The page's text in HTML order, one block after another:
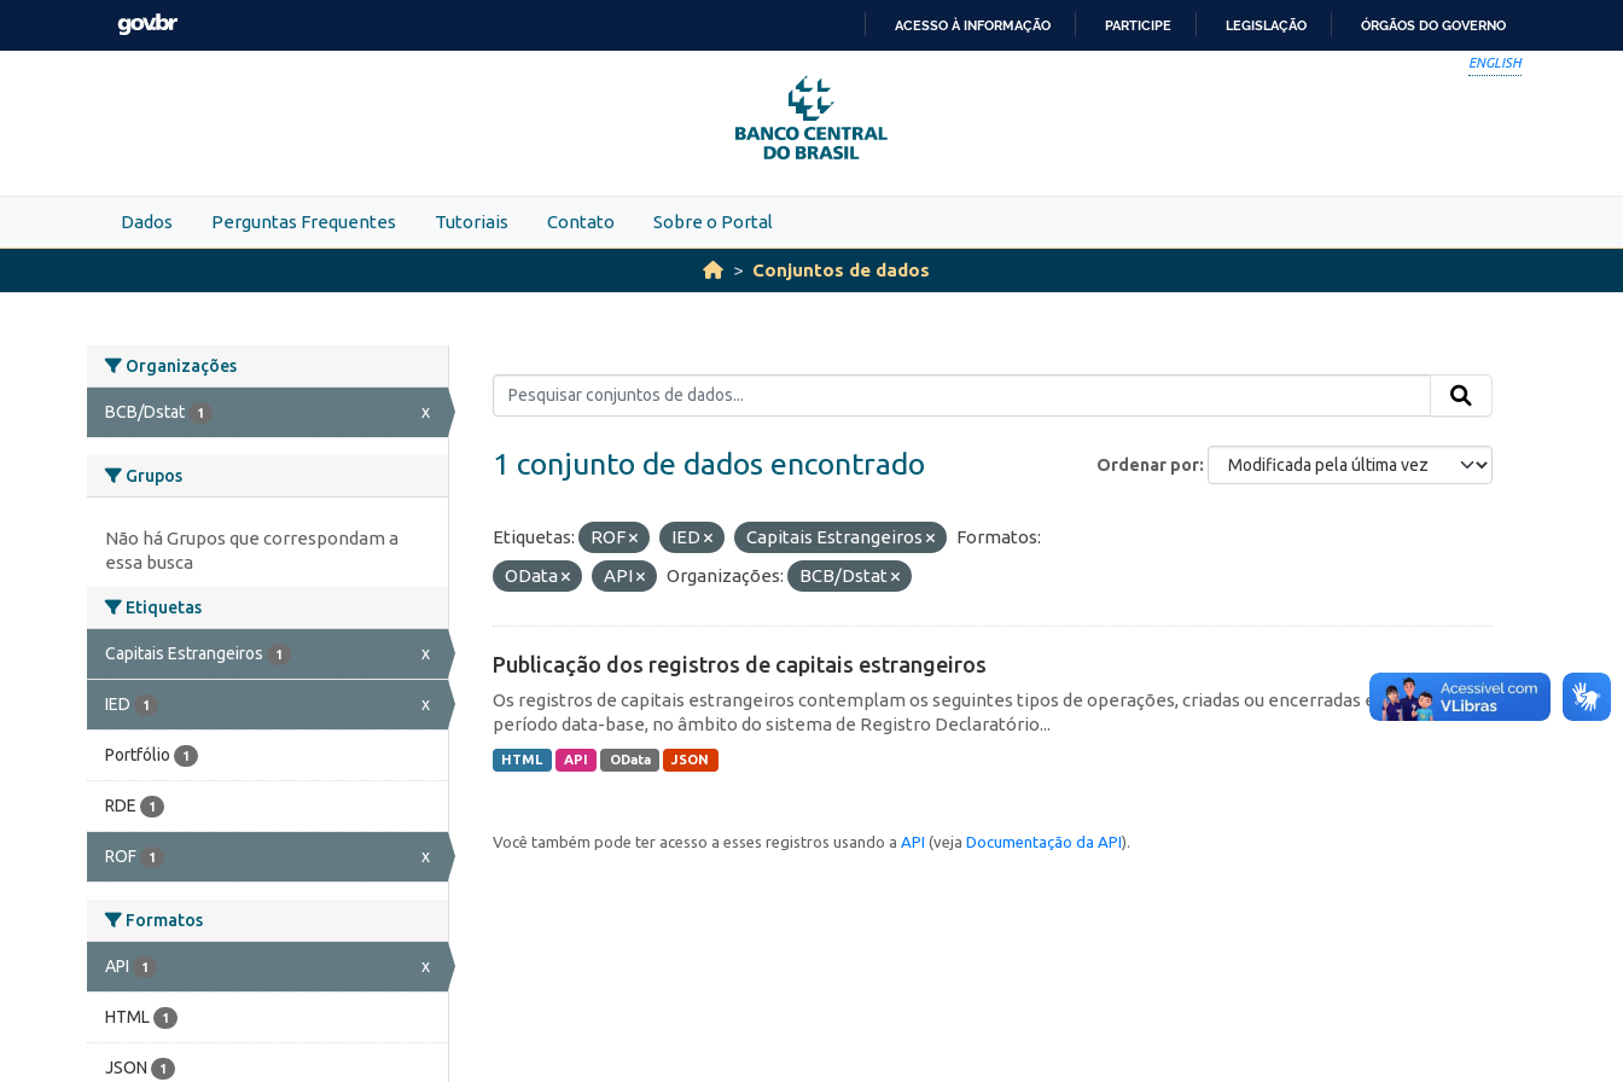
Skip to main content
PARA
O
CONTEÚDO
ACESSO À INFORMAÇÃO PARTICIPE LEGISLAÇÃO ÓRGÃOS DO GOVERNO
ENGLISH
Dados Perguntas Frequentes Tutoriais Contato Sobre o Portal
Conjuntos de dados
Organizações
BCB/Dstat 1 x
Grupos
Não há Grupos que correspondam a
essa busca
Etiquetas
Capitais Estrangeiros 1 x
IED 1 x
Portfólio 1
RDE 1
ROF 1 x
Formatos
API 1 x
HTML 1
JSON 1
Ordenar por
1 conjunto de dados encontrado
Etiquetas: ROF IED Capitais Estrangeiros
Formatos:
OData
API Organizações: BCB/Dstat
Publicação dos registros de capitais estrangeiros
Os registros de capitais estrangeiros contemplam os seguintes tipos de operações, criadas ou encerradas em cada
período data-base, no âmbito do sistema de Registro Declaratório...
HTML API OData JSON
Você também pode ter acesso a esses registros usando a API (veja Documentação da API).